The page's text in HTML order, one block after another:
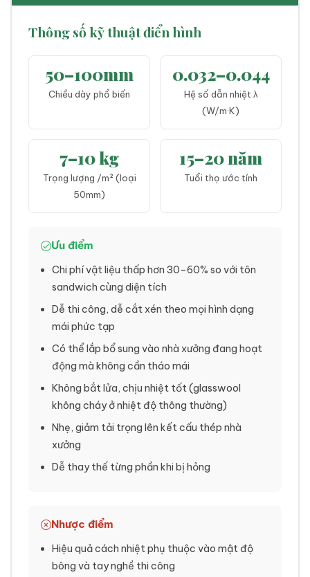
Thông số kỹ thuật điển hình
50–100mm
Chiều dày phổ biến
0.032–0.044
Hệ số dẫn nhiệt λ
(W/m·K)
7–10 kg
Trọng lượng /m² (loại
50mm)
15–20 năm
Tuổi thọ ước tính
Ưu điểm
Chi phí vật liệu thấp hơn 30–60% so với tôn
sandwich cùng diện tích
Dễ thi công, dễ cắt xén theo mọi hình dạng
mái phức tạp
Có thể lắp bổ sung vào nhà xưởng đang hoạt
động mà không cần tháo mái
Không bắt lửa, chịu nhiệt tốt (glasswool
không cháy ở nhiệt độ thông thường)
Nhẹ, giảm tải trọng lên kết cấu thép nhà
xưởng
Dễ thay thế từng phần khi bị hỏng
Nhược điểm
Hiệu quả cách nhiệt phụ thuộc vào mật độ
bông và tay nghề thi công